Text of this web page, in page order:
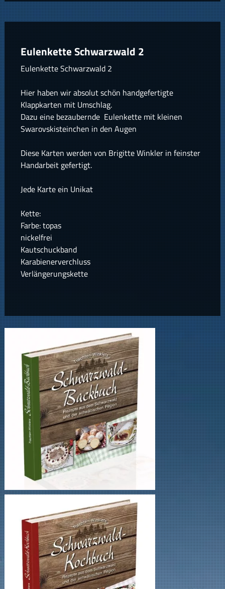
Eulenkette Schwarzwald 2
Eulenkette Schwarzwald 2
Hier haben wir absolut schön handgefertigte
Klappkarten mit Umschlag.
Dazu eine bezaubernde Eulenkette mit kleinen
Swarovskisteinchen in den Augen
Diese Karten werden von Brigitte Winkler in feinster
Handarbeit gefertigt.
Jede Karte ein Unikat
Kette:
Farbe: topas
nickelfrei
Kautschuckband
Karabienerverchluss
Verlängerungskette